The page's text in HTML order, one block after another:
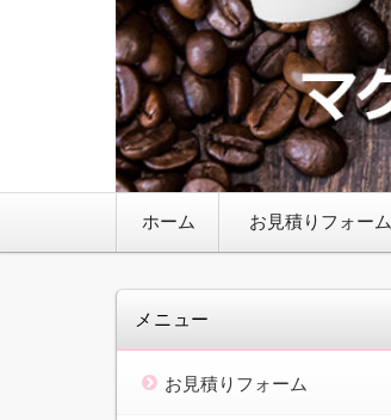
ホーム お見積りフォーム
メニュー
お見積りフォーム